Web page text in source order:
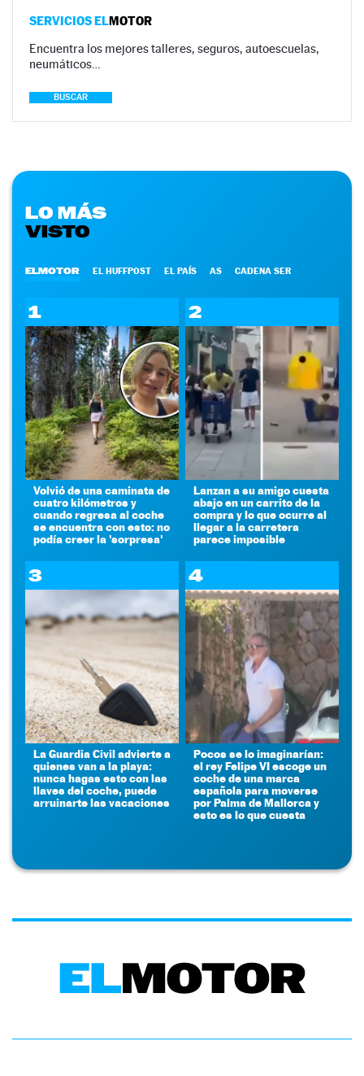
SERVICIOS ELMOTOR
Encuentra los mejores talleres, seguros, autoescuelas,
neumáticos…
BUSCAR
LO MÁS
VISTO
ELMOTOR EL HUFFPOST EL PAÍS AS CADENA SER
1
Volvió de una caminata de
cuatro kilómetros y
cuando regresa al coche
se encuentra con esto: no
podía creer la 'sorpresa'
2
Lanzan a su amigo cuesta
abajo en un carrito de la
compra y lo que ocurre al
llegar a la carretera
parece imposible
3
La Guardia Civil advierte a
quienes van a la playa:
nunca hagas esto con las
llaves del coche, puede
arruinarte las vacaciones
4
Pocos se lo imaginarían:
el rey Felipe VI escoge un
coche de una marca
española para moverse
por Palma de Mallorca y
esto es lo que cuesta